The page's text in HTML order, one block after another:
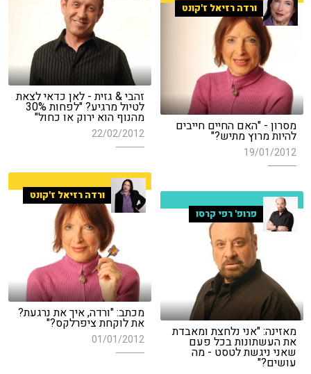
זהבי & גזית - לאן כדאי לצאת
לטיול מרגיע? "לפחות 30%
מהנוף הוא ירוק או כחול"
22/02/2012
ורדה רזיאל ז'קונט
מסרון - "האם החיים חייבים
להיות מרוץ מתיש?"
19/01/2012
ורדה רזיאל ז'קונט
מכתב: "ורדה, איך את נרגעת?
את לוקחת ציפרלקס?"
01/01/2012
פרופ' רפי קרסו
מאזינה: "אני נלחצת ומאבדת
את העשתונות בכל פעם
שאני ניגשת לטסט - מה
עושים?"